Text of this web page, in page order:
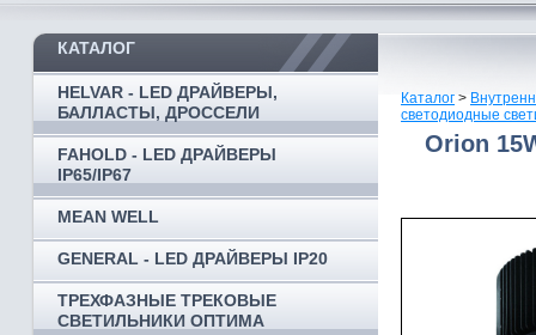
КАТАЛОГ
HELVAR - LED ДРАЙВЕРЫ,
БАЛЛАСТЫ, ДРОССЕЛИ
FAHOLD - LED ДРАЙВЕРЫ
IP65/IP67
MEAN WELL
GENERAL - LED ДРАЙВЕРЫ IP20
ТРЕХФАЗНЫЕ ТРЕКОВЫЕ
СВЕТИЛЬНИКИ ОПТИМА
Каталог >
светодиодные
Orion